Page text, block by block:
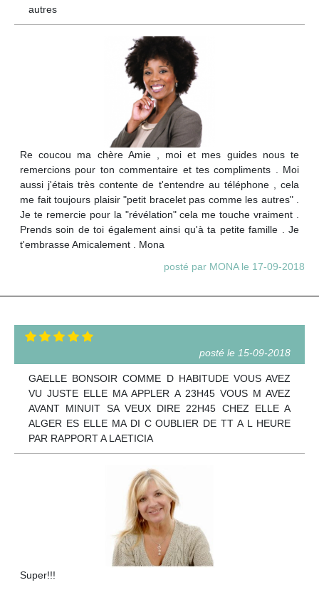
autres
Re coucou ma chère Amie , moi et mes guides nous te
remercions pour ton commentaire et tes compliments . Moi
aussi j'étais très contente de t'entendre au téléphone , cela
me fait toujours plaisir "petit bracelet pas comme les autres" .
Je te remercie pour la "révélation" cela me touche vraiment .
Prends soin de toi également ainsi qu'à ta petite famille . Je
t'embrasse Amicalement . Mona
posté par MONA le 17-09-2018
posté le 15-09-2018
GAELLE BONSOIR COMME D HABITUDE VOUS AVEZ
VU JUSTE ELLE MA APPLER A 23H45 VOUS M AVEZ
AVANT MINUIT SA VEUX DIRE 22H45 CHEZ ELLE A
ALGER ES ELLE MA DI C OUBLIER DE TT A L HEURE
PAR RAPPORT A LAETICIA
Super!!!